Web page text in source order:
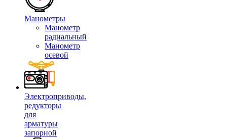
Манометры
Манометр
радиальный
Манометр
осевой
Электроприводы,
редукторы
для
арматуры
запорной